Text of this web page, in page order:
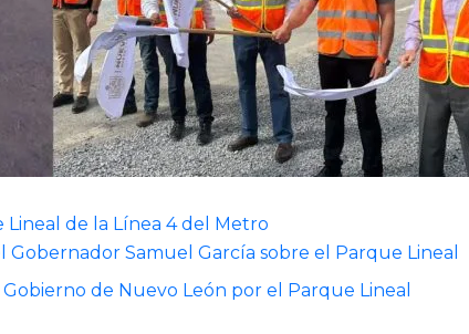
de la Línea 4 del Metro
Gobernador Samuel García sobre el Parque Lineal
de Nuevo León por el Parque Lineal